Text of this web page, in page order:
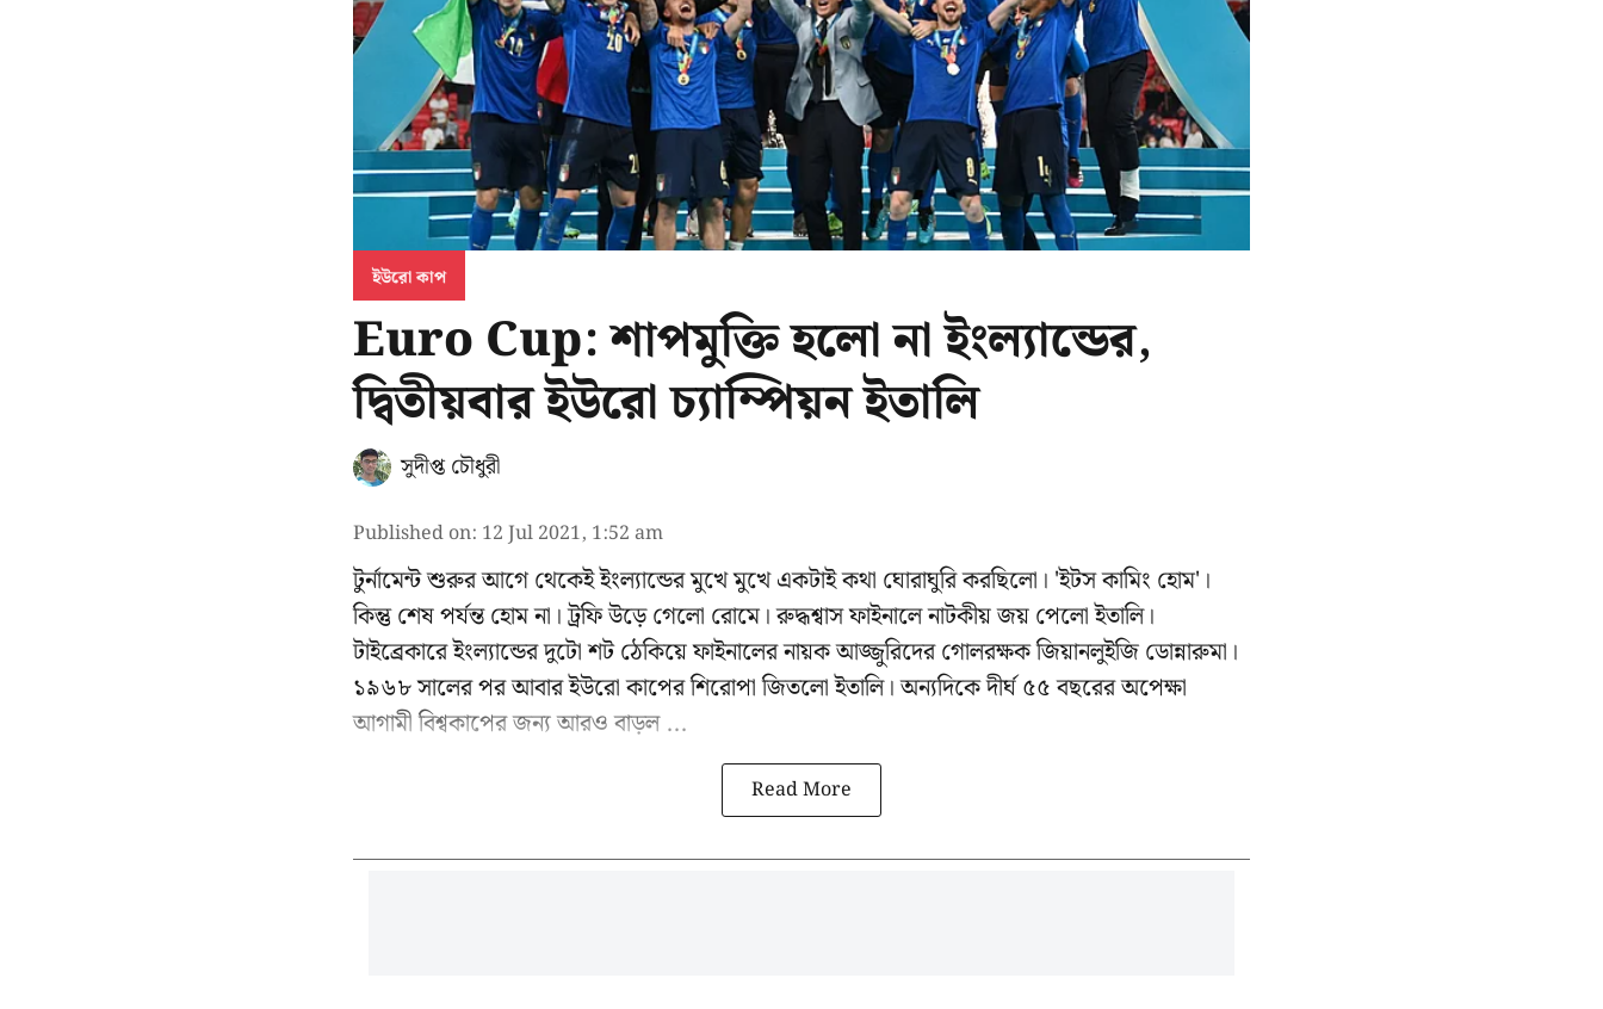
ইউরো কাপ
Euro Cup: শাপমুক্তি হলো না ইংল‍্যান্ডের,
দ্বিতীয়বার ইউরো চ‍্যাম্পিয়ন ইতালি
সুদীপ্ত চৌধুরী
Published on: 12 Jul 2021, 1:52 am
টুর্নামেন্ট শুরুর আগে থেকেই ইংল্যান্ডের মুখে মুখে একটাই কথা ঘোরাঘুরি করছিলো। 'ইটস কামিং হোম'।
কিন্তু শেষ পর্যন্ত হোম না। ট্রফি উড়ে গেলো রোমে। রুদ্ধশ্বাস ফাইনালে নাটকীয় জয় পেলো ইতালি।
টাইব্রেকারে ইংল্যান্ডের দুটো শট ঠেকিয়ে ফাইনালের নায়ক আজ্জুরিদের গোলরক্ষক জিয়ানলুইজি ডোন্নারুমা।
১৯৬৮ সালের পর আবার ইউরো কাপের শিরোপা জিতলো ইতালি। অন্যদিকে দীর্ঘ ৫৫ বছরের অপেক্ষা
আগামী বিশ্বকাপের জন্য আরও বাড়ল ...
Read More